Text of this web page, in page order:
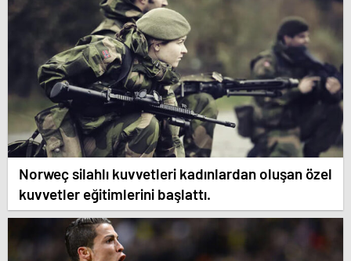
Norweç silahlı kuvvetleri kadınlardan oluşan özel
kuvvetler eğitimlerini başlattı.